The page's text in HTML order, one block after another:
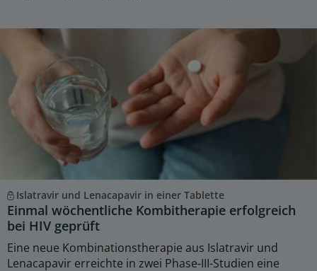
Islatravir und Lenacapavir in einer Tablette
Einmal wöchentliche Kombitherapie erfolgreich
bei HIV geprüft
Eine neue Kombinationstherapie aus Islatravir und
Lenacapavir erreichte in zwei Phase-III-Studien eine